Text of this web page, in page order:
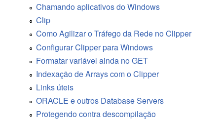
Chamando aplicativos do Windows
Clip
Como Agilizar o Tráfego da Rede no Clipper
Configurar Clipper para Windows
Formatar variável ainda no GET
Indexação de Arrays com o Clipper
Links úteis
ORACLE e outros Database Servers
Protegendo contra descompilação